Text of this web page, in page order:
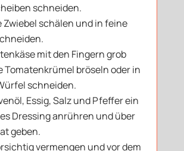
schneiden.
Zwiebel schälen und in feine
mit den Fingern grob
Tomatenkrümel bröseln oder in
schneiden.
Essig, Salz und Pfeffer ein
Dressing anrühren und über
geben.
vermengen und vor dem